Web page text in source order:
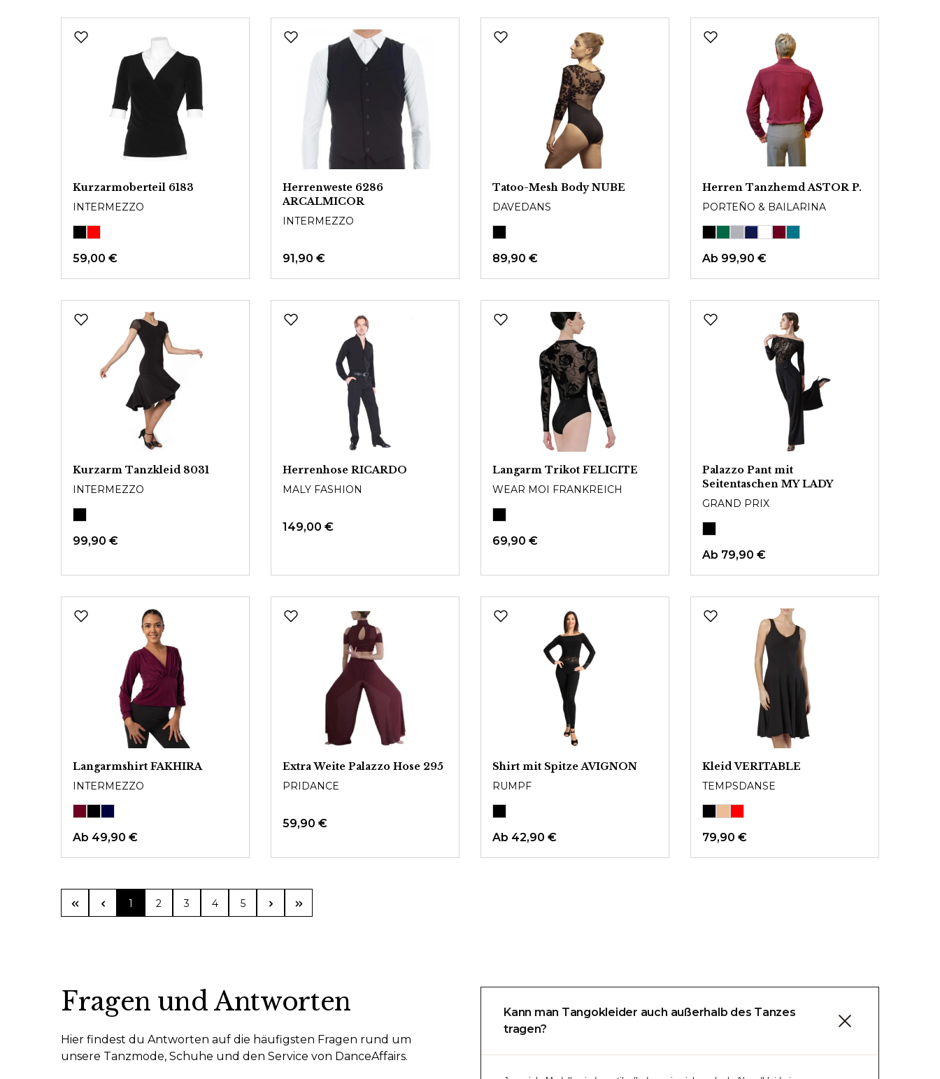
Kurzarmoberteil 6183
INTERMEZZO
59,00 €
Herrenweste 6286
ARCALMICOR
INTERMEZZO
91,90 €
Tatoo-Mesh Body NUBE
DAVEDANS
89,90 €
Herren Tanzhemd ASTOR P.
PORTEÑO & BAILARINA
Ab 99,90 €
Kurzarm Tanzkleid 8031
INTERMEZZO
99,90 €
Herrenhose RICARDO
MALY FASHION
149,00 €
Langarm Trikot FELICITE
WEAR MOI FRANKREICH
69,90 €
Palazzo Pant mit
Seitentaschen MY LADY
GRAND PRIX
Ab 79,90 €
Langarmshirt FAKHIRA
INTERMEZZO
Ab 49,90 €
Extra Weite Palazzo Hose 295
PRIDANCE
59,90 €
Shirt mit Spitze AVIGNON
RUMPF
Ab 42,90 €
Kleid VERITABLE
TEMPSDANSE
79,90 €
Seite
1 Seite
2 Seite
3 Seite
4 Seite
5
Fragen und Antworten
Hier findest du Antworten auf die häufigsten Fragen rund um
unsere Tanzmode, Schuhe und den Service von DanceAffairs.
Kann man Tangokleider auch außerhalb des Tanzes
tragen?